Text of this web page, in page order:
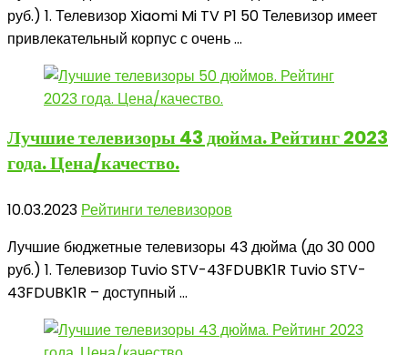
руб.) 1. Телевизор Xiaomi Mi TV P1 50 Телевизор имеет
привлекательный корпус с очень ...
Лучшие телевизоры 43 дюйма.Рейтинг 2023
года. Цена/качество.
10.03.2023 Рейтинги телевизоров
Лучшие бюджетные телевизоры 43 дюйма (до 30 000
руб.) 1. Телевизор Tuvio STV-43FDUBK1R Tuvio STV-
43FDUBK1R – доступный ...